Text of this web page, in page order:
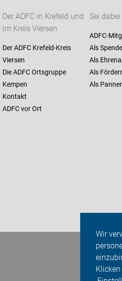
Wir
Klicken
Der ADFC in Krefeld und
im Kreis Viersen
Der ADFC Krefeld-Kreis
Viersen
Die ADFC Ortsgruppe
Kempen
Kontakt
ADFC vor Ort
Sei dabei
ADFC-
Als
Als
Als
Als